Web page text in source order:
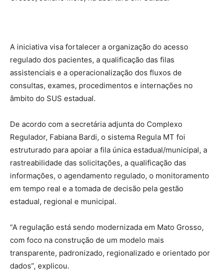
A iniciativa visa fortalecer a organização do acesso
regulado dos pacientes, a qualificação das filas
assistenciais e a operacionalização dos fluxos de
consultas, exames, procedimentos e internações no
âmbito do SUS estadual.
De acordo com a secretária adjunta do Complexo
Regulador, Fabiana Bardi, o sistema Regula MT foi
estruturado para apoiar a fila única estadual/municipal, a
rastreabilidade das solicitações, a qualificação das
informações, o agendamento regulado, o monitoramento
em tempo real e a tomada de decisão pela gestão
estadual, regional e municipal.
“A regulação está sendo modernizada em Mato Grosso,
com foco na construção de um modelo mais
transparente, padronizado, regionalizado e orientado por
dados”, explicou.